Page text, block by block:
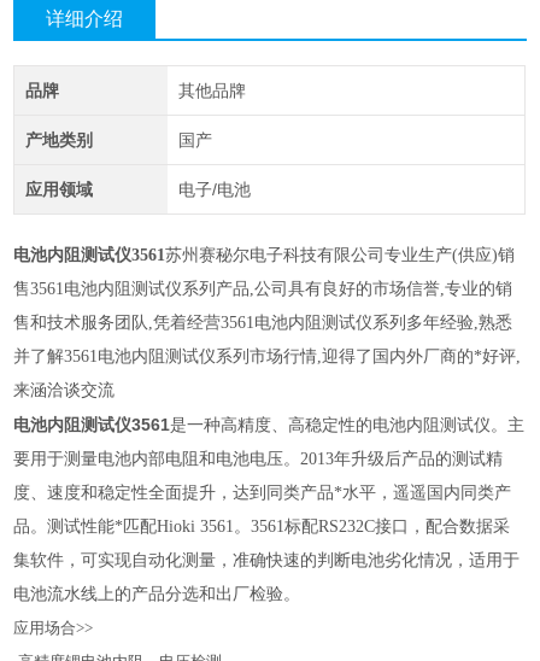
详细介绍
品牌 其他品牌
产地类别 国产
应用领域 电子/电池
电池内阻测试仪3561苏州赛秘尔电子科技有限公司专业生产(供应)销
售3561电池内阻测试仪系列产品,公司具有良好的市场信誉,专业的销
售和技术服务团队,凭着经营3561电池内阻测试仪系列多年经验,熟悉
并了解3561电池内阻测试仪系列市场行情,迎得了国内外厂商的*好评,
来涵洽谈交流
电池内阻测试仪3561是一种高精度、高稳定性的电池内阻测试仪。主
要用于测量电池内部电阻和电池电压。2013年升级后产品的测试精
度、速度和稳定性全面提升，达到同类产品*水平，遥遥国内同类产
品。测试性能*匹配Hioki 3561。3561标配RS232C接口，配合数据采
集软件，可实现自动化测量，准确快速的判断电池劣化情况，适用于
电池流水线上的产品分选和出厂检验。
应用场合>>